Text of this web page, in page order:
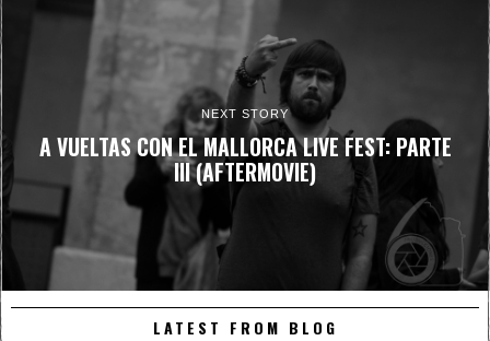
NEXT STORY
A VUELTAS CON EL MALLORCA LIVE FEST: PARTE
III (AFTERMOVIE)
LATEST FROM BLOG